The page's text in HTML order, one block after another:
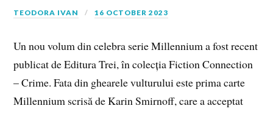
TEODORA IVAN 16 OCTOBER 2023
Un nou volum din celebra serie Millennium a fost recent
publicat de Editura Trei, în colecția Fiction Connection
– Crime. Fata din ghearele vulturului este prima carte
Millennium scrisă de Karin Smirnoff, care a acceptat